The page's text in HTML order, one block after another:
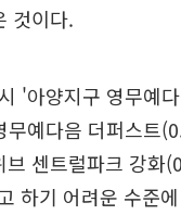
것이다.
'아양지구 영무예
예다음 더퍼스트
브 센트럴파크 강화
하기 어려운 수준